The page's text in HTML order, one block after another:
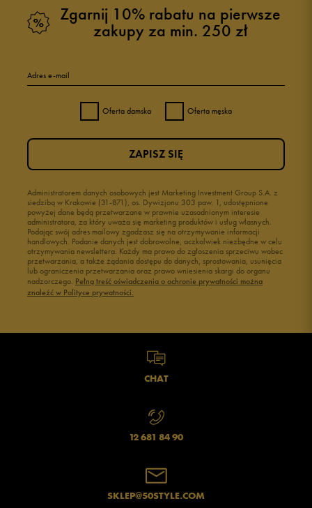
Zgarnij 10% rabatu na pierwsze
zakupy za min. 250 zł
Adres e-mail
Oferta damska Oferta męska
Administratorem danych osobowych jest Marketing Investment Group S.A. z
siedzibą w Krakowie (31-871), os. Dywizjonu 303 paw. 1, udostępnione
powyżej dane będą przetwarzane w prawnie uzasadnionym interesie
administratora, za który uważa się marketing produktów i usług własnych.
Podając swój adres mailowy zgadzasz się na otrzymywanie informacji
handlowych. Podanie danych jest dobrowolne, aczkolwiek niezbędne w celu
otrzymywania newslettera. Każdy ma prawo do zgłoszenia sprzeciwu wobec
przetwarzania, a także żądania dostępu do danych, sprostowania, usunięcia
lub ograniczenia przetwarzania oraz prawo wniesienia skargi do organu
nadzorczego. Pełną treść oświadczenia o ochronie prywatności można
znaleźć w Polityce prywatności.
ZAPISZ SIĘ
CHAT
12 681 84 90
SKLEP@50STYLE.COM